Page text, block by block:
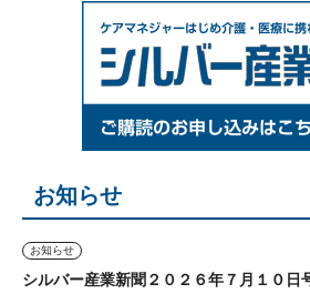
お知らせ
お知らせ
シルバー産業新聞２０２６年７月１０日